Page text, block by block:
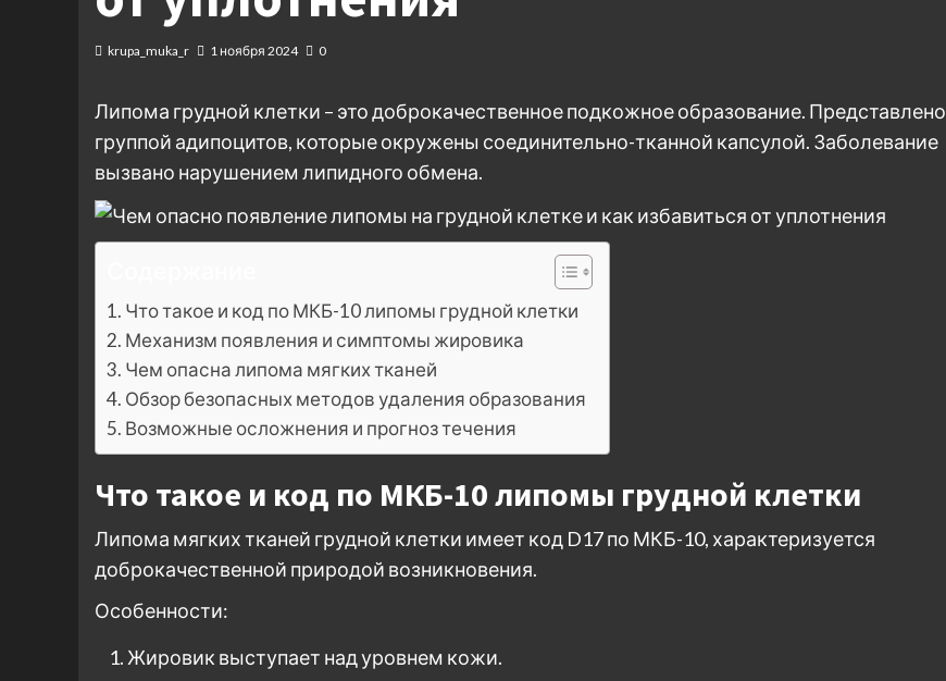
krupa_muka_r 1 ноября 2024 0
Липома грудной клетки – это доброкачественное подкожное образование. Представлено
группой адипоцитов, которые окружены соединительно-тканной капсулой. Заболевание
вызвано нарушением липидного обмена.
Что такое и код по МКБ-10 липомы грудной клетки
Механизм появления и симптомы жировика
Чем опасна липома мягких тканей
Обзор безопасных методов удаления образования
Возможные осложнения и прогноз течения
Что такое и код по МКБ-10 липомы грудной клетки
Липома мягких тканей грудной клетки имеет код D17 по МКБ-10, характеризуется
доброкачественной природой возникновения.
Особенности:
Жировик выступает над уровнем кожи.